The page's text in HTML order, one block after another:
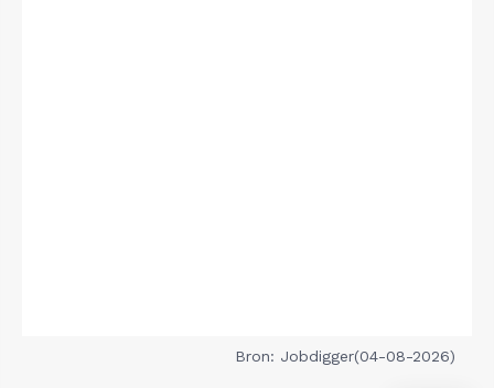
Bron: Jobdigger(04-08-2026)